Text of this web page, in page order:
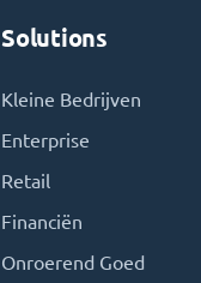
Solutions
Kleine Bedrijven
Enterprise
Retail
Financiën
Onroerend Goed